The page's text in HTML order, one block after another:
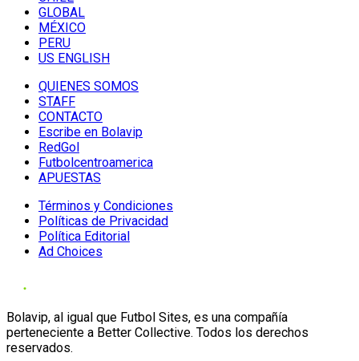
GLOBAL
MÉXICO
PERU
US ENGLISH
QUIENES SOMOS
STAFF
CONTACTO
Escribe en Bolavip
RedGol
Futbolcentroamerica
APUESTAS
Términos y Condiciones
Políticas de Privacidad
Política Editorial
Ad Choices
Bolavip, al igual que Futbol Sites, es una compañía
perteneciente a Better Collective. Todos los derechos
reservados.